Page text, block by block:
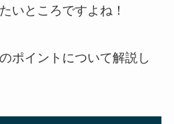
いところですよね！
ポイントについて解説し